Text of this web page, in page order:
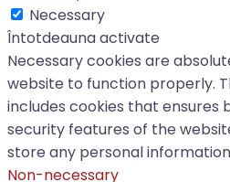
Necessary
Întotdeauna activate
Necessary cookies are
website to function properly.
includes cookies that ensures
security features of the
store any personal
Non-necessary